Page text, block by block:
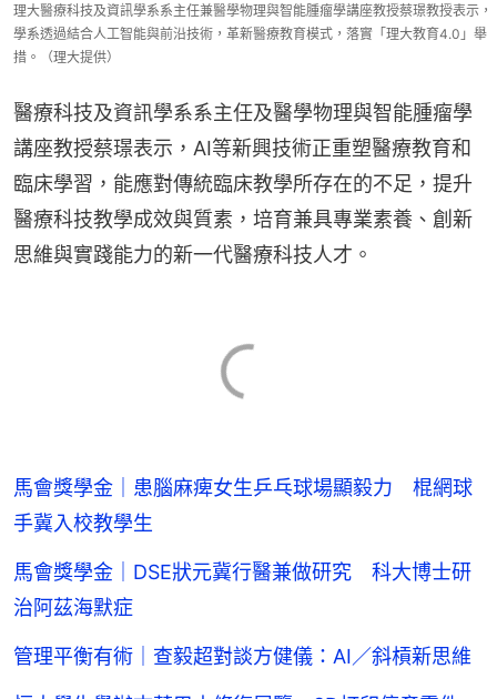
理大醫療科技及資訊學系系主任兼醫學物理與智能腫瘤學講座教授蔡璟教授表示，
學系透過結合人工智能與前沿技術，革新醫療教育模式，落實「理大教育4.0」舉
措。（理大提供）
醫療科技及資訊學系系主任及醫學物理與智能腫瘤學
講座教授蔡璟表示，AI等新興技術正重塑醫療教育和
臨床學習，能應對傳統臨床教學所存在的不足，提升
醫療科技教學成效與質素，培育兼具專業素養、創新
思維與實踐能力的新一代醫療科技人才。
馬會獎學金｜患腦麻痺女生乒乓球場顯毅力 棍網球
手冀入校教學生
馬會獎學金｜DSE狀元冀行醫兼做研究 科大博士研
治阿茲海默症
管理平衡有術｜查毅超對談方健儀：AI／斜槓新思維